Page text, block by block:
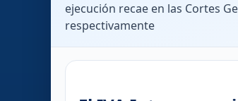
ejecución recae en las Cortes
respectivamente